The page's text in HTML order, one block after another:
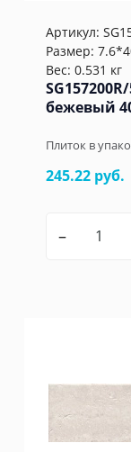
Артикул:
Размер:
Вес: 0.531 кг
бежевый
Плиток в
245.22 руб.
–